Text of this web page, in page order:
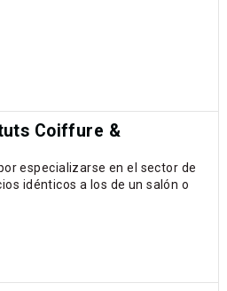
Coiffure &
especializarse en el sector de
idénticos a los de un salón o